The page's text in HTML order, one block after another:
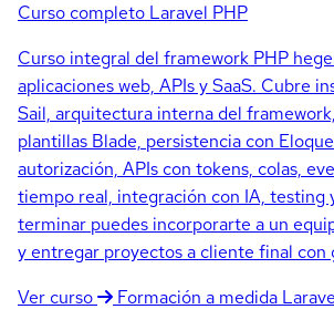
Curso completo Laravel PHP
Curso integral del framework PHP
aplicaciones web, APIs y SaaS. Cubre
Sail, arquitectura interna del
plantillas Blade, persistencia con
autorización, APIs con tokens, colas,
tiempo real, integración con IA, testing
terminar puedes incorporarte a un
y entregar proyectos a cliente final con
Ver curso
Formación a medida